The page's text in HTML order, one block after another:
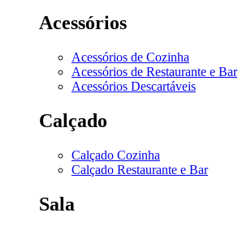
Acessórios
Acessórios de Cozinha
Acessórios de Restaurante e Bar
Acessórios Descartáveis
Calçado
Calçado Cozinha
Calçado Restaurante e Bar
Sala